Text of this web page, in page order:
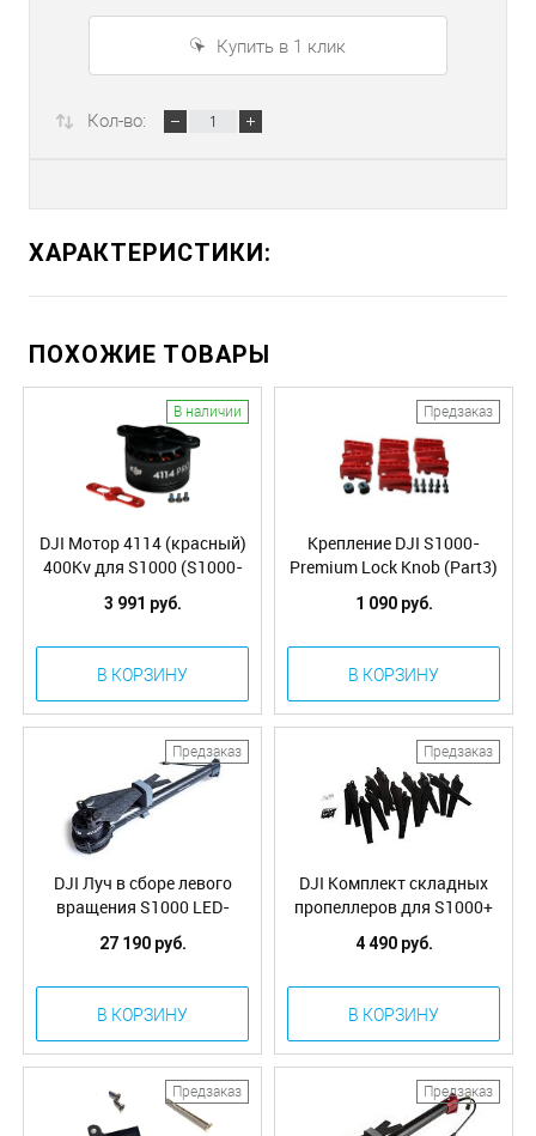
Купить в 1 клик
Кол-во:
ХАРАКТЕРИСТИКИ:
ПОХОЖИЕ ТОВАРЫ
В наличии
DJI Мотор 4114 (красный)
400Kv для S1000 (S1000-
Premium 4114 Motor with
red Prop cover) (Part22)
3 991 руб.
В КОРЗИНУ
Предзаказ
Крепление DJI S1000-
Premium Lock Knob (Part3)
1 090 руб.
В КОРЗИНУ
Предзаказ
DJI Луч в сборе левого
вращения S1000 LED-
зеленый (S1000-Premium
Complete Arm [CCW-
27 190 руб.
В КОРЗИНУ
Предзаказ
DJI Комплект складных
пропеллеров для S1000+
(S1000-Premium Propeller
Pack (8)) (Part25)
4 490 руб.
В КОРЗИНУ
Предзаказ Предзаказ